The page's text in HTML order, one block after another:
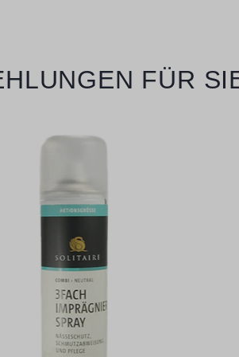
FÜR